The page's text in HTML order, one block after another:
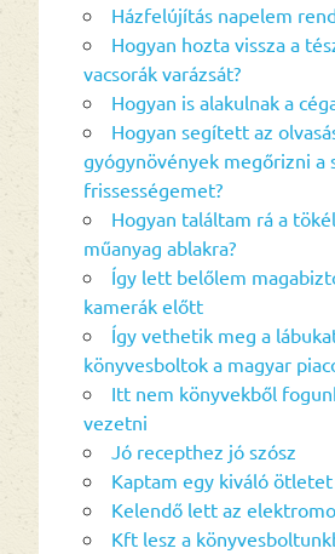
Házfelújítás napelem
Hogyan hozta vissza a
vacsorák varázsát?
Hogyan is alakulnak a
Hogyan segített az
gyógynövények megőrizni a
frissességemet?
Hogyan találtam rá a
műanyag ablakra?
Így lett belőlem
kamerák előtt
Így vethetik meg a
könyvesboltok a magyar
Itt nem könyvekből
vezetni
Jó recepthez jó szósz
Kaptam egy kiváló
Kelendő lett az
Kft lesz a